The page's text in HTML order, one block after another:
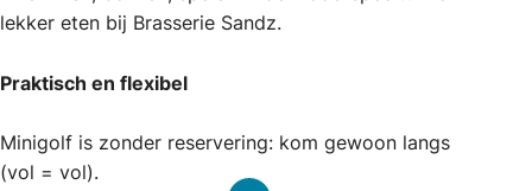
lekker eten bij Brasserie Sandz.
Praktisch en flexibel
Minigolf is zonder reservering: kom gewoon langs
(vol = vol).